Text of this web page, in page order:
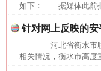
如下： 据媒体此前报
针对网上反映的
河北省衡水市联
相关情况，衡水市高度
网上购药